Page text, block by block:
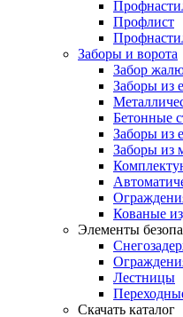
Профлист
Заборы и ворота
Забор
Заборы из
Бетонные
Заборы из
Заборы из
Кованые
Элементы
Лестницы
Скачать каталог